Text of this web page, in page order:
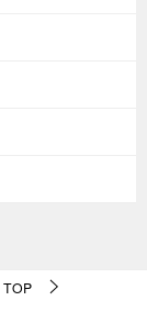
TOP